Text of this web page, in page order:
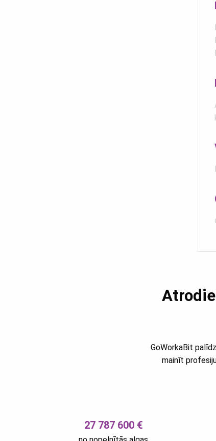
GoWorkaBit
mainīt
27 787 600 €